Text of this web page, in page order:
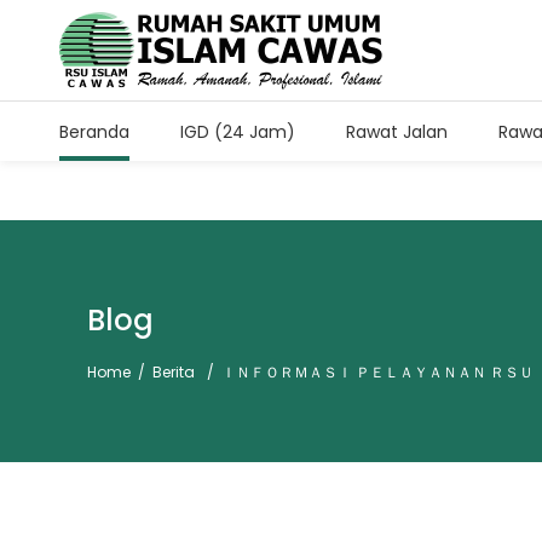
Jam Kunjung Pasien
Beranda IGD (24 Jam) Rawat Jalan
Blog
Home / Berita / ＩＮＦＯＲＭＡＳＩ ＰＥＬＡＹＡＮＡＮ ＲＳＵ